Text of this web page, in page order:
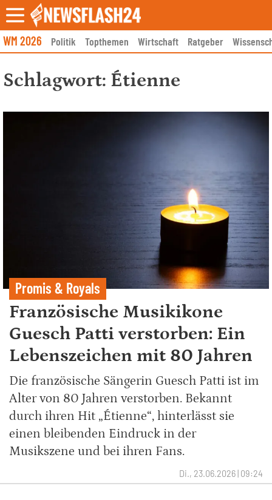
Skip
to
content
WM 2026 Politik Topthemen Wirtschaft Ratgeber
Schlagwort: Étienne
Promis & Royals
Französische Musikikone
Guesch Patti verstorben: Ein
Lebenszeichen mit 80 Jahren
Die französische Sängerin Guesch Patti ist im
Alter von 80 Jahren verstorben. Bekannt
durch ihren Hit „Étienne“, hinterlässt sie
einen bleibenden Eindruck in der
Musikszene und bei ihren Fans.
Di., 23.06.2026 | 09:24